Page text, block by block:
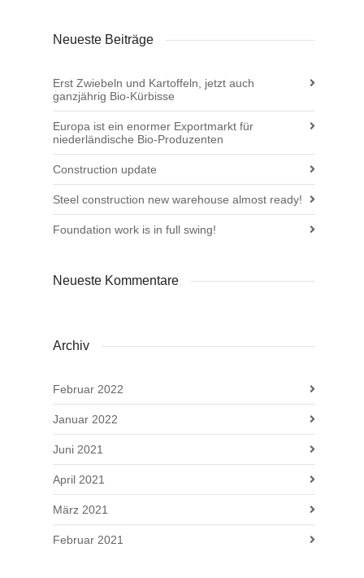
Neueste Beiträge
Erst Zwiebeln und Kartoffeln, jetzt auch
ganzjährig Bio-Kürbisse
Europa ist ein enormer Exportmarkt für
niederländische Bio-Produzenten
Construction update
Steel construction new warehouse almost ready!
Foundation work is in full swing!
Neueste Kommentare
Archiv
Februar 2022
Januar 2022
Juni 2021
April 2021
März 2021
Februar 2021